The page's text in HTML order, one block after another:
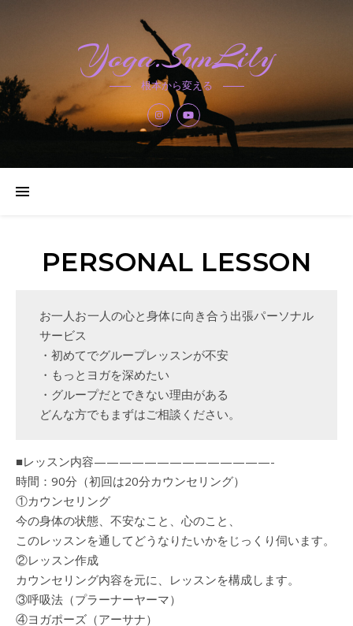
Yoga.SunLily
根本から変える
PERSONAL LESSON
お一人お一人の心と身体に向き合う出張パーソナル
サービス
・初めてでグループレッスンが不安
・もっとヨガを深めたい
・グループだとできない理由がある
どんな方でもまずはご相談ください。
■レッスン内容——————————————-
時間：90分（初回は20分カウンセリング）
①カウンセリング
今の身体の状態、不安なこと、心のこと、
このレッスンを通してどうなりたいかをじっくり伺います。
②レッスン作成
カウンセリング内容を元に、レッスンを構成します。
③呼吸法（プラーナーヤーマ）
④ヨガポーズ（アーサナ）